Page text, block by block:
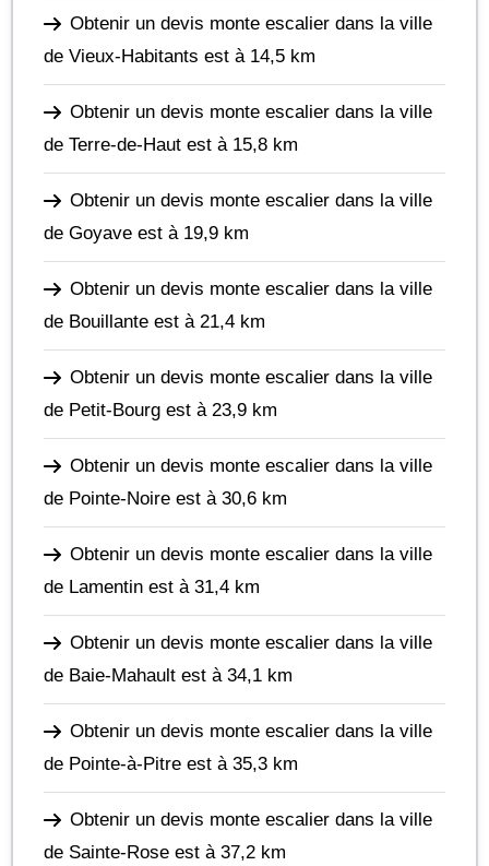
Obtenir un devis monte escalier dans la ville
de Vieux-Habitants est à 14,5 km
Obtenir un devis monte escalier dans la ville
de Terre-de-Haut est à 15,8 km
Obtenir un devis monte escalier dans la ville
de Goyave est à 19,9 km
Obtenir un devis monte escalier dans la ville
de Bouillante est à 21,4 km
Obtenir un devis monte escalier dans la ville
de Petit-Bourg est à 23,9 km
Obtenir un devis monte escalier dans la ville
de Pointe-Noire est à 30,6 km
Obtenir un devis monte escalier dans la ville
de Lamentin est à 31,4 km
Obtenir un devis monte escalier dans la ville
de Baie-Mahault est à 34,1 km
Obtenir un devis monte escalier dans la ville
de Pointe-à-Pitre est à 35,3 km
Obtenir un devis monte escalier dans la ville
de Sainte-Rose est à 37,2 km